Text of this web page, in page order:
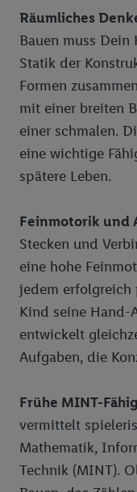
Räumliches
Bauen muss
Statik der
Formen
mit einer breiten
einer schmalen.
eine wichtige
spätere Leben.
Feinmotorik und
Stecken und
eine hohe
jedem erfolgreich
Kind seine Hand-
entwickelt
Aufgaben, die
Frühe MINT-
vermittelt
Mathematik,
Technik (MINT).